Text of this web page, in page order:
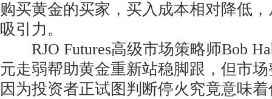
购买黄金的买家，买入成本相对降低
吸引力。
RJO Futures高级市场策略师Bob
元走弱帮助黄金重新站稳脚跟，但市
因为投资者正试图判断停火究竟意味着